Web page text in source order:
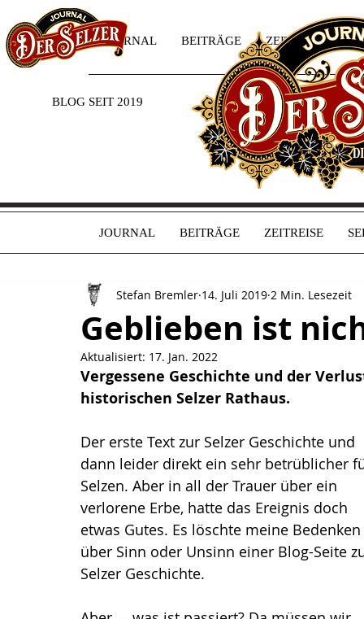
JOURNAL BEITRÄGE ZEITREISE
JOURNAL BEITRÄGE ZEITREISE
BLOG SEIT 2019
Geblieben ist
Stefan Bremler 14. Juli 2019 2 Min. Lesezeit
Aktualisiert: 17. Jan. 2022
Vergessene Geschichte und der
historischen Selzer Rathaus.
Der erste Text zur Selzer Geschichte und
dann leider direkt ein sehr betrüblicher
Selzen. Aber in all der Trauer über ein
verlorene Erbe, hatte das Ereignis doch
etwas Gutes. Es löschte meine Bedenken
über Sinn oder Unsinn einer Blog-Seite
Selzer Geschichte.